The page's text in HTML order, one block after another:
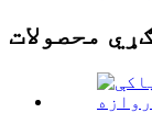
محصولات